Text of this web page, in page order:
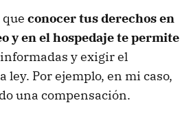
conocer tus derechos en
y en el hospedaje te permite
informadas y exigir el
ley. Por ejemplo, en mi caso,
una compensación.